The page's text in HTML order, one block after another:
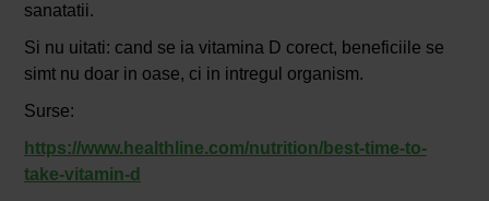
sanatatii.
Si nu uitati: cand se ia vitamina D corect, beneficiile se
simt nu doar in oase, ci in intregul organism.
Surse:
https://www.healthline.com/nutrition/best-time-to-
take-vitamin-d